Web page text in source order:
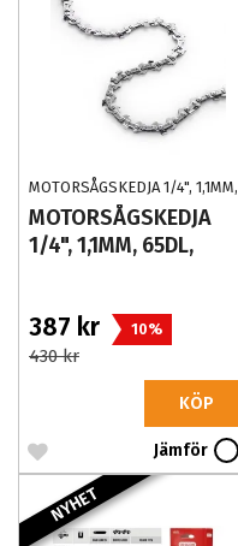
MOTORSÅGSKEDJA 1/4", 1,1MM,
65DL, 24AP065E
MOTORSÅGSKEDJA
1/4", 1,1MM, 65DL,
387 kr 10%
430 kr
KÖP
Jämför
NYHET